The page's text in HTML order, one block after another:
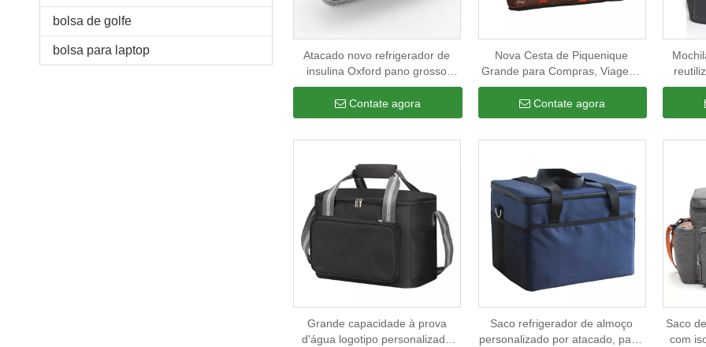
bolsa de golfe
bolsa para laptop
Atacado novo refrigerador de
insulina Oxford pano grosso
bolsa térmica isolada folha de
alumínio fashion com bolsas
térmicas de mão
Contate agora
Nova Cesta de Piquenique
Grande para Compras, Viagem,
Acampamento, Sacolas de
Mercearia, À Prova de
Vazamento, Isoladas, Dobráveis,
Contate agora
Grande capacidade à prova
d'água logotipo personalizado
Saco refrigerador de almoço
personalizado por atacado, pano
Saco
com